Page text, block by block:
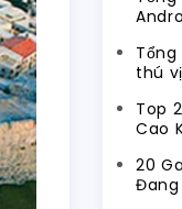
thú
Top
Cao
20
Đang